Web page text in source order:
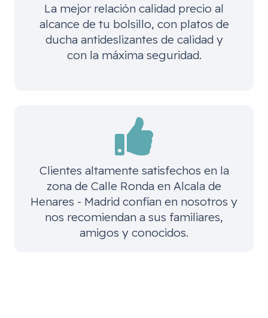
La mejor relación calidad precio al
alcance de tu bolsillo, con platos de
ducha antideslizantes de calidad y
con la máxima seguridad.
Clientes altamente satisfechos en la
zona de Calle Ronda en Alcala de
Henares - Madrid confían en nosotros y
nos recomiendan a sus familiares,
amigos y conocidos.